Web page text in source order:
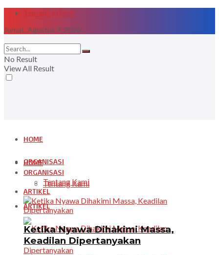
Tentang LIDMI
Jumat, Agustus 7, 2026
No Result
View All Result
HOME
ORGANISASI
Tentang Kami
ARTIKEL
HOME
ORGANISASI
Tentang Kami
ARTIKEL
Ketika Nyawa Dihakimi Massa,
Keadilan Dipertanyakan